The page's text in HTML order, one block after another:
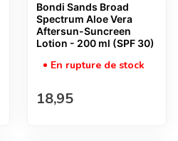
Bondi Sands Broad
Spectrum Aloe Vera
Aftersun-Suncreen
Lotion - 200 ml (SPF 30)
En rupture de stock
Prix normal
18,95